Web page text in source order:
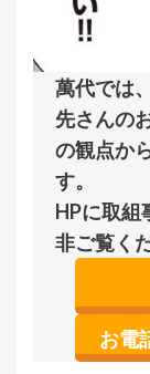
萬代では
先さんの
の観点か
す。
HPに取組
非ご覧く
お電